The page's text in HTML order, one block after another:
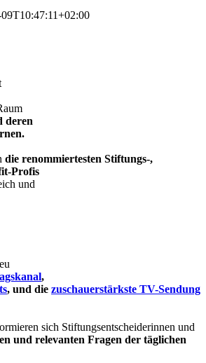
deren
die renommiertesten Stiftungs-,
Profis
und
,
, und die zuschauerstärkste TV-Sendung
sich Stiftungsentscheiderinnen und
und relevanten Fragen der täglichen